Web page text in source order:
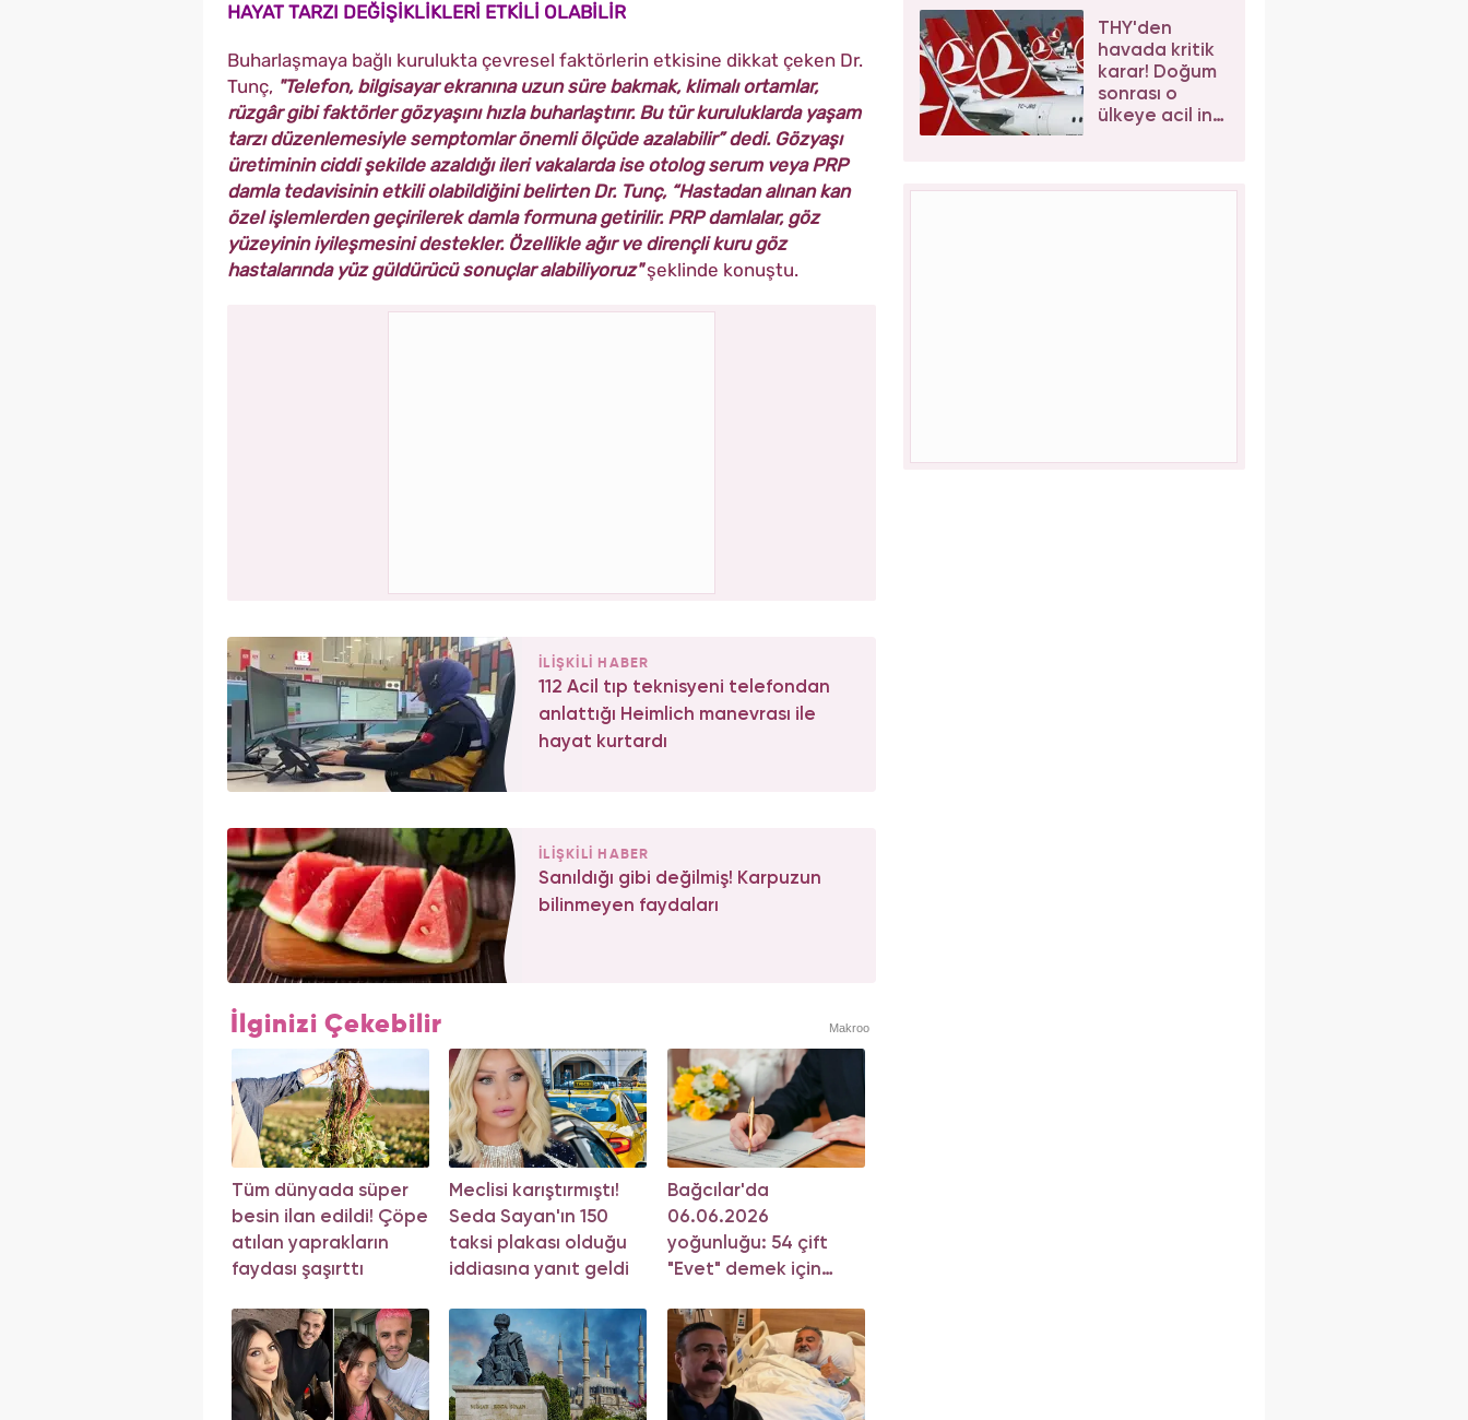
HAYAT TARZI DEĞİŞİKLİKLERİ ETKİLİ OLABİLİR
Buharlaşmaya bağlı kurulukta çevresel faktörlerin etkisine dikkat çeken Dr.
Tunç, "Telefon, bilgisayar ekranına uzun süre bakmak, klimalı ortamlar,
rüzgâr gibi faktörler gözyaşını hızla buharlaştırır. Bu tür kuruluklarda yaşam
tarzı düzenlemesiyle semptomlar önemli ölçüde azalabilir” dedi. Gözyaşı
üretiminin ciddi şekilde azaldığı ileri vakalarda ise otolog serum veya PRP
damla tedavisinin etkili olabildiğini belirten Dr. Tunç, “Hastadan alınan kan
özel işlemlerden geçirilerek damla formuna getirilir. PRP damlalar, göz
yüzeyinin iyileşmesini destekler. Özellikle ağır ve dirençli kuru göz
hastalarında yüz güldürücü sonuçlar alabiliyoruz"şeklinde konuştu.
İLİŞKİLİ HABER
112 Acil tıp teknisyeni telefondan
anlattığı Heimlich manevrası ile
hayat kurtardı
İLİŞKİLİ HABER
Sanıldığı gibi değilmiş! Karpuzun
bilinmeyen faydaları
İlginizi Çekebilir Makroo
Tüm dünyada süper
besin ilan edildi! Çöpe
atılan yaprakların
faydası şaşırttı
Meclisi karıştırmıştı!
Seda Sayan'ın 150
taksi plakası olduğu
iddiasına yanıt geldi
Bağcılar'da
06.06.2026
yoğunluğu: 54 çift
"Evet" demek için
bacağı
ameliyat
edince hayatı
karardı!
THY'den
havada kritik
karar! Doğum
sonrası o
ülkeye acil iniş